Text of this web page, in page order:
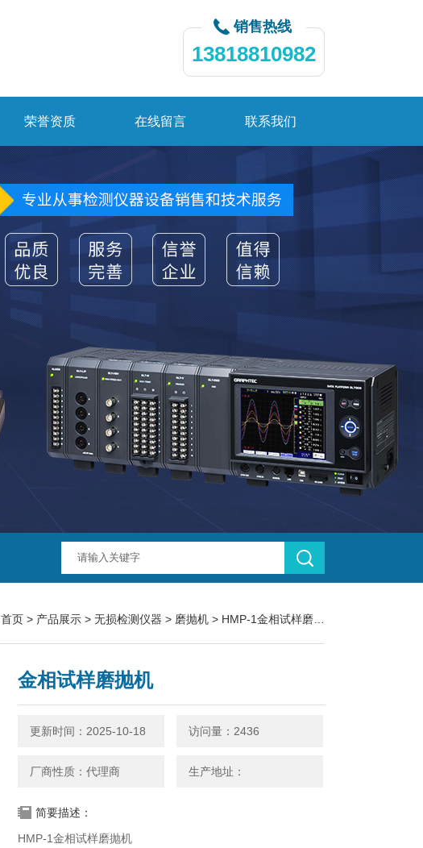
销售热线
13818810982
荣誉资质 在线留言 联系我们
首页 > 产品展示 > 无损检测仪器 > 磨抛机 > HMP-1金相试样磨抛机
金相试样磨抛机
更新时间：2025-10-18 访问量：2436
厂商性质：代理商 生产地址：
简要描述：
HMP-1金相试样磨抛机